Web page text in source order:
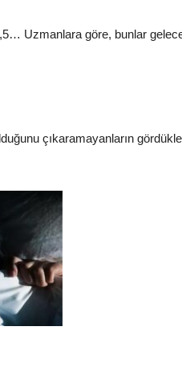
Uzmanlara göre, bunlar
çıkaramayanların